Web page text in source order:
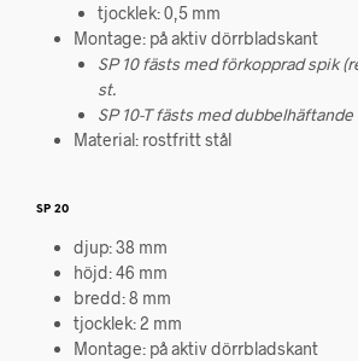
tjocklek: 0,5 mm
Montage: på aktiv dörrbladskant
SP 10 fästs med förkopprad spik
st.
SP 10-T fästs med
Material: rostfritt stål
SP 20
djup: 38 mm
höjd: 46 mm
bredd: 8 mm
tjocklek: 2 mm
Montage: på aktiv dörrbladskant